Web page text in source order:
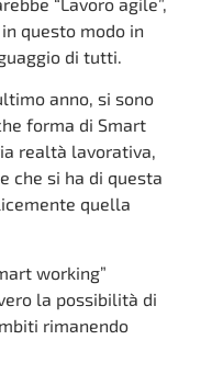
questo modo in
di tutti.
anno, si sono
forma di Smart
realtà lavorativa,
che si ha di questa
quella
working”
la possibilità di
rimanendo